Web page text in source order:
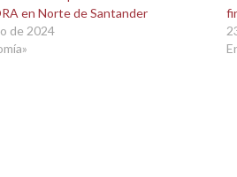
en Norte de Santander
de 2024